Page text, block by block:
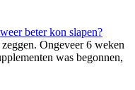
beter kon slapen?
Ongeveer 6 weken
was begonnen,